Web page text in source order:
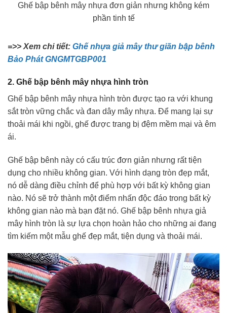
Ghế bập bênh mây nhựa đơn giản nhưng không kém
phần tinh tế
=>> Xem chi tiết: Ghế nhựa giả mây thư giãn bập bênh
Bảo Phát GNGMTGBP001
2. Ghế bập bênh mây nhựa hình tròn
Ghế bập bênh mây nhựa hình tròn được tạo ra với khung
sắt tròn vững chắc và đan dây mây nhựa. Để mang lại sự
thoải mái khi ngồi, ghế được trang bị đệm mềm mại và êm
ái.
Ghế bập bênh này có cấu trúc đơn giản nhưng rất tiện
dụng cho nhiều không gian. Với hình dạng tròn đẹp mắt,
nó dễ dàng điều chỉnh để phù hợp với bất kỳ không gian
nào. Nó sẽ trở thành một điểm nhấn độc đáo trong bất kỳ
không gian nào mà bạn đặt nó. Ghế bập bênh nhựa giả
mây hình tròn là sự lựa chọn hoàn hảo cho những ai đang
tìm kiếm một mẫu ghế đẹp mắt, tiện dụng và thoải mái.